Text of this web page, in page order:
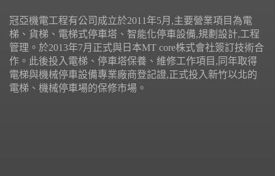
冠亞機電工程有公司成立於2011年5月,主要營業項目為電
梯、貨梯、電梯式停車塔、智能化停車設備,規劃設計,工程
管理。於2013年7月正式與日本MT core株式會社簽訂技術合
作。此後投入電梯、停車塔保養、維修工作項目,同年取得
電梯與機械停車設備專業廠商登記證,正式投入新竹以北的
電梯、機械停車場的保修市場。